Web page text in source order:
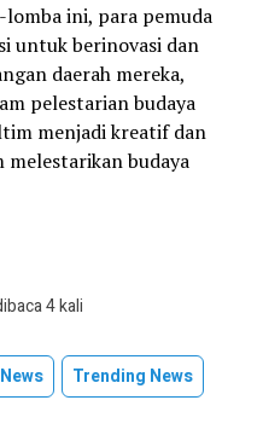
ini, para pemuda
untuk berinovasi dan
daerah mereka,
pelestarian budaya
menjadi kreatif dan
melestarikan budaya
4 kali
News Trending News